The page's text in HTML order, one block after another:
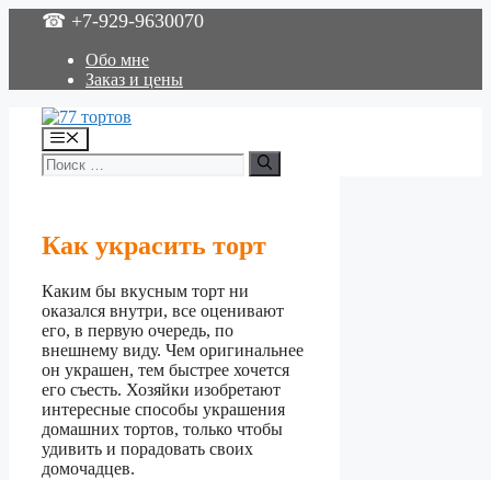
Перейти
содержимому
☎ +7-929-9630070
Обо мне
Заказ и цены
Меню
Поиск:
Как украсить торт
Каким бы вкусным торт ни
оказался внутри, все оценивают
его, в первую очередь, по
внешнему виду. Чем оригинальнее
он украшен, тем быстрее хочется
его съесть. Хозяйки изобретают
интересные способы украшения
домашних тортов, только чтобы
удивить и порадовать своих
домочадцев.